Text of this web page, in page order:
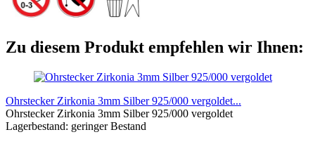
Zu diesem Produkt empfehlen wir Ihnen:
Ohrstecker Zirkonia 3mm Silber 925/000 vergoldet...
Ohrstecker Zirkonia 3mm Silber 925/000 vergoldet
Lagerbestand: geringer Bestand